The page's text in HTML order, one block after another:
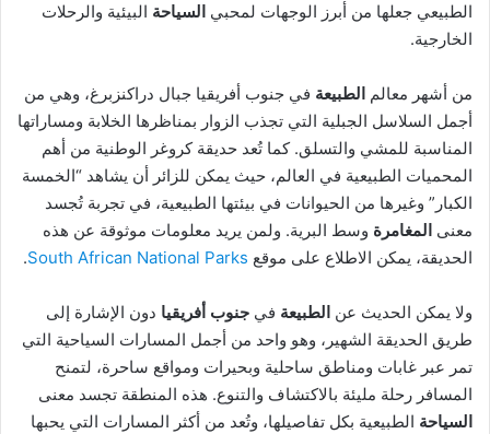
الطبيعي جعلها من أبرز الوجهات لمحبي السياحة البيئية والرحلات
الخارجية.
من أشهر معالم الطبيعة في جنوب أفريقيا جبال دراكنزبرغ، وهي من
أجمل السلاسل الجبلية التي تجذب الزوار بمناظرها الخلابة ومساراتها
المناسبة للمشي والتسلق. كما تُعد حديقة كروغر الوطنية من أهم
المحميات الطبيعية في العالم، حيث يمكن للزائر أن يشاهد “الخمسة
الكبار” وغيرها من الحيوانات في بيئتها الطبيعية، في تجربة تُجسد
معنى المغامرة وسط البرية. ولمن يريد معلومات موثوقة عن هذه
الحديقة، يمكن الاطلاع على موقع South African National Parks
.
ولا يمكن الحديث عن الطبيعة في جنوب أفريقيا دون الإشارة إلى
طريق الحديقة الشهير، وهو واحد من أجمل المسارات السياحية التي
تمر عبر غابات ومناطق ساحلية وبحيرات ومواقع ساحرة، لتمنح
المسافر رحلة مليئة بالاكتشاف والتنوع. هذه المنطقة تجسد معنى
السياحة الطبيعية بكل تفاصيلها، وتُعد من أكثر المسارات التي يحبها